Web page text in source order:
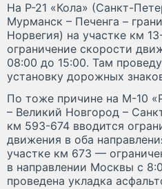
На Р-21 «Кола» (Санкт-
Мурманск – Печенга –
Норвегия) на участке км
ограничение скорости
08:00 до 15:00. Там
установку дорожных
По тоже причине на М-10
– Великий Новгород –
км 593-674 вводится
движения в оба
участке км 673 —
в направлении Москвы с
проведена укладка